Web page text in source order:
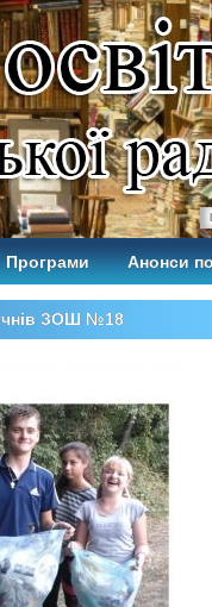
Програми Анонси
ЗОШ №18